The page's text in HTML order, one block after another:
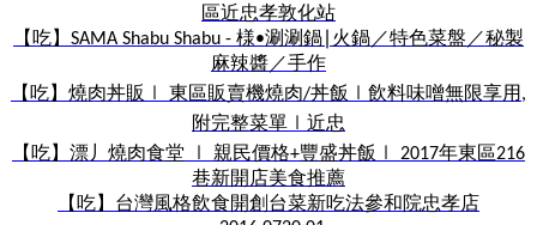
區近忠孝敦化站
【吃】 SAMA Shabu Shabu - 様•涮涮鍋 火鍋／特色菜盤／秘製
麻辣醬／手作
【吃】燒肉丼販
東區販賣機燒肉/丼飯 飲料味噌無限享用 ,
附完整菜單
近忠
【吃】漂丿燒肉食堂
親民價格+豐盛丼飯 ∣ 2017年東區216
巷新開店美食推薦
【吃】台灣風格飲食開創台菜新吃法參和院忠孝店